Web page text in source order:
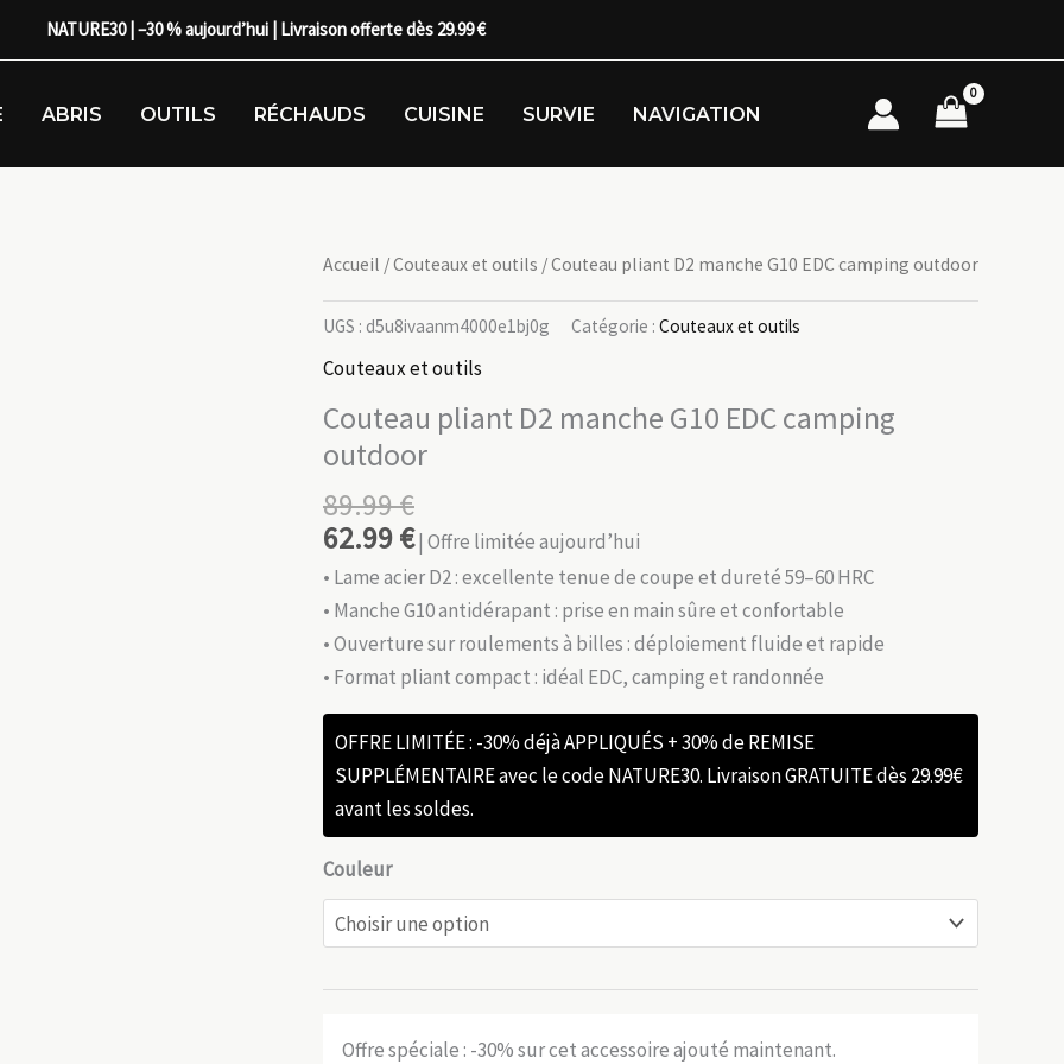
NATURE30 | –30 % aujourd’hui | Livraison offerte dès 29.99 €
ABRIS OUTILS RÉCHAUDS CUISINE SURVIE NAVIGATION
Accueil /Couteaux et outils / Couteau pliant D2 manche G10 EDC camping outdoor
UGS : d5u8ivaanm4000e1bj0g Catégorie : Couteaux et outils
Couteaux et outils
Couteau pliant D2 manche G10 EDC camping
outdoor
89.99€
62.99€| Offre limitée aujourd’hui
• Lame acier D2 : excellente tenue de coupe et dureté 59–60 HRC
• Manche G10 antidérapant : prise en main sûre et confortable
• Ouverture sur roulements à billes : déploiement fluide et rapide
• Format pliant compact : idéal EDC, camping et randonnée
OFFRE LIMITÉE : -30% déjà APPLIQUÉS + 30% de REMISE
SUPPLÉMENTAIRE avec le code NATURE30. Livraison GRATUITE dès 29.99€
avant les soldes.
Couleur
Offre spéciale : -30% sur cet accessoire ajouté maintenant.